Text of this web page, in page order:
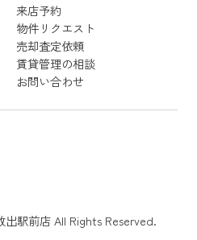
来店予約
物件リクエスト
売却査定依頼
賃貸管理の相談
お問い合わせ
駅前店 All Rights Reserved.